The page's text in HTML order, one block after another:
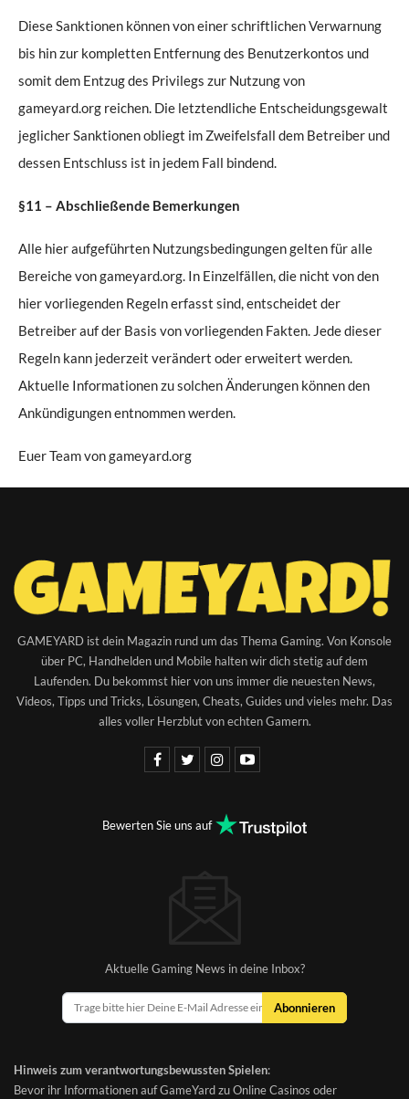
Diese Sanktionen können von einer schriftlichen Verwarnung
bis hin zur kompletten Entfernung des Benutzerkontos und
somit dem Entzug des Privilegs zur Nutzung von
gameyard.org reichen. Die letztendliche Entscheidungsgewalt
jeglicher Sanktionen obliegt im Zweifelsfall dem Betreiber und
dessen Entschluss ist in jedem Fall bindend.
§11 – Abschließende Bemerkungen
Alle hier aufgeführten Nutzungsbedingungen gelten für alle
Bereiche von gameyard.org. In Einzelfällen, die nicht von den
hier vorliegenden Regeln erfasst sind, entscheidet der
Betreiber auf der Basis von vorliegenden Fakten. Jede dieser
Regeln kann jederzeit verändert oder erweitert werden.
Aktuelle Informationen zu solchen Änderungen können den
Ankündigungen entnommen werden.
Euer Team von gameyard.org
GAMEYARD ist dein Magazin rund um das Thema Gaming. Von Konsole
über PC, Handhelden und Mobile halten wir dich stetig auf dem
Laufenden. Du bekommst hier von uns immer die neuesten News,
Videos, Tipps und Tricks, Lösungen, Cheats, Guides und vieles mehr. Das
alles voller Herzblut von echten Gamern.
Bewerten Sie uns auf
Aktuelle Gaming News in deine Inbox?
Abonnieren
Hinweis zum verantwortungsbewussten Spielen:
Bevor ihr Informationen auf GameYard zu Online Casinos oder